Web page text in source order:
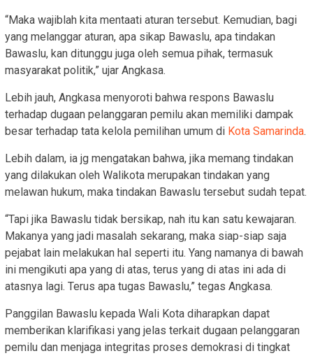
“Maka wajiblah kita mentaati aturan tersebut. Kemudian, bagi
yang melanggar aturan, apa sikap Bawaslu, apa tindakan
Bawaslu, kan ditunggu juga oleh semua pihak, termasuk
masyarakat politik,” ujar Angkasa.
Lebih jauh, Angkasa menyoroti bahwa respons Bawaslu
terhadap dugaan pelanggaran pemilu akan memiliki dampak
besar terhadap tata kelola pemilihan umum di Kota Samarinda.
Lebih dalam, ia jg mengatakan bahwa, jika memang tindakan
yang dilakukan oleh Walikota merupakan tindakan yang
melawan hukum, maka tindakan Bawaslu tersebut sudah tepat.
“Tapi jika Bawaslu tidak bersikap, nah itu kan satu kewajaran.
Makanya yang jadi masalah sekarang, maka siap-siap saja
pejabat lain melakukan hal seperti itu. Yang namanya di bawah
ini mengikuti apa yang di atas, terus yang di atas ini ada di
atasnya lagi. Terus apa tugas Bawaslu,” tegas Angkasa.
Panggilan Bawaslu kepada Wali Kota diharapkan dapat
memberikan klarifikasi yang jelas terkait dugaan pelanggaran
pemilu dan menjaga integritas proses demokrasi di tingkat